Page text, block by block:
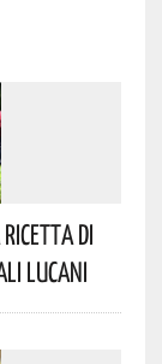
Ricetta Di
Lucani